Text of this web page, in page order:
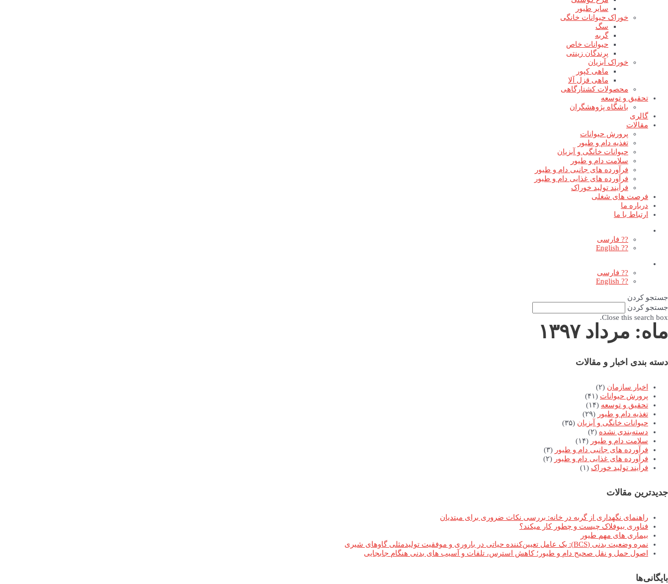
سایر طیور
خوراک حیوانات خانگی
سگ
گربه
حیوانات خاص
پرندگان زینتی
خوراک آبزیان
ماهی کپور
ماهی قزل آلا
محصولات کشتارگاهی
تحقیق و توسعه
باشگاه پژوهشگران
گالری
مقالات
پرورش حیوانات
تغذیه دام و طیور
حیوانات خانگی و آبزیان
سلامت دام و طیور
فرآورده های جانبی دام و طیور
فرآورده های غذایی دام و طیور
فرآیند تولید خوراک
فرصت های شغلی
درباره ما
ارتباط با ما
?? فارسی
?? English
?? فارسی
?? English
جستجو کردن
جستجو کردن
Close this search box.
ماه: مرداد ۱۳۹۷
دسته بندی اخبار و مقالات
اخبار سازمان (۲)
پرورش حیوانات (۴۱)
تحقیق و توسعه (۱۴)
تغذیه دام و طیور (۲۹)
حیوانات خانگی و آبزیان (۳۵)
دسته‌بندی نشده (۲)
سلامت دام و طیور (۱۴)
فرآورده های جانبی دام و طیور (۳)
فرآورده های غذایی دام و طیور (۲)
فرآیند تولید خوراک (۱)
جدیدترین مقالات
راهنمای نگهداری از گربه در خانه: بررسی نکات ضروری برای مبتدیان
فناوری بیوفلاک چیست و چطور کار میکند؟
بیماری های مهم طیور
نمره وضعیت بدنی (BCS): یک عامل تعیین‌کننده حیاتی در باروری و موفقیت تولیدمثلی گاوهای شیری
اصول حمل و نقل صحیح دام و طیور؛ کاهش استرس، تلفات و آسیب های بدنی هنگام جابجایی
بایگانی‌ها